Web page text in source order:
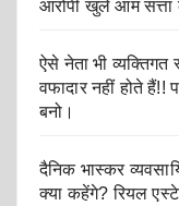
आरोपी खुले आम
ऐसे नेता भी व्यक्तिगत
वफादार नहीं होते हैं!!
बनो।
दैनिक भास्कर
क्या कहेंगे? रियल